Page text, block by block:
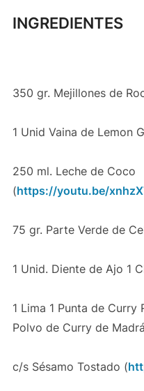
INGREDIENTES
350 gr. Mejillones de
1 Unid Vaina de Lemon
250 ml. Leche de Coco
(https://youtu.be/
75 gr. Parte Verde de
1 Unid. Diente de Ajo 1
1 Lima 1 Punta de Curry
Polvo de Curry de
c/s Sésamo Tostado (